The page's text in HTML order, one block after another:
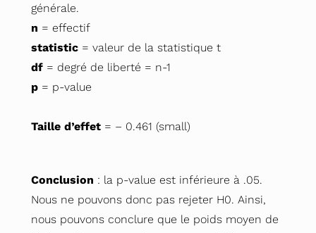
générale.
n = effectif
statistic = valeur de la statistique t
df = degré de liberté = n-1
p = p-value
Taille d’effet = – 0.461 (small)
Conclusion : la p-value est inférieure à .05.
Nous ne pouvons donc pas rejeter H0. Ainsi,
nous pouvons conclure que le poids moyen de